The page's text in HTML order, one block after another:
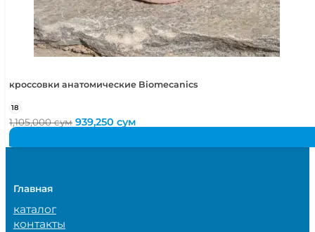
кроссовки анатомические Biomecanics
18
1,105,000сум Первоначальная
цена
1,105,000 сум.
939,250сум
цена:
Главная
каталог
контакты